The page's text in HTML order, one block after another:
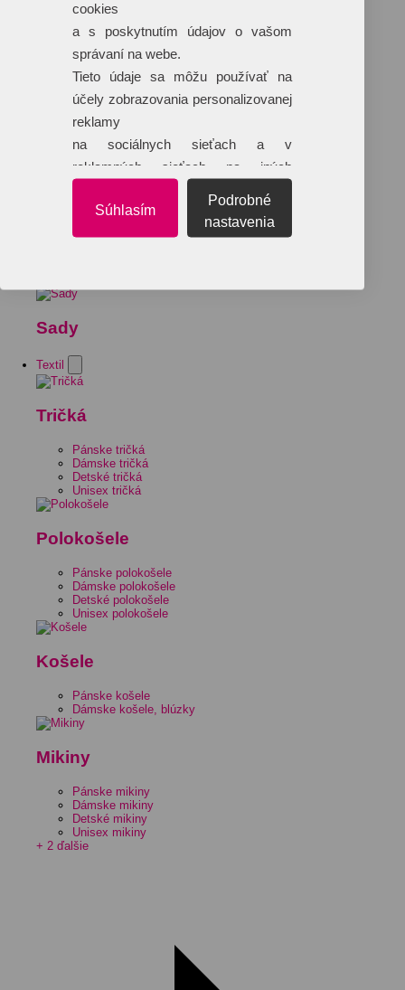
Sady
Textil
Tričká
Pánske tričká
Dámske tričká
Detské tričká
Unisex tričká
Polokošele
Pánske polokošele
Dámske polokošele
Detské polokošele
Unisex polokošele
Košele
Pánske košele
Dámske košele, blúzky
Mikiny
Pánske mikiny
Dámske mikiny
Detské mikiny
Unisex mikiny
+ 2 ďalšie
cookies
a s poskytnutím údajov o vašom
správaní na webe.
Tieto údaje sa môžu používať na
účely zobrazovania personalizovanej
reklamy
na sociálnych sieťach a v
reklamných sieťach na iných
Súhlasím
Podrobné
nastavenia